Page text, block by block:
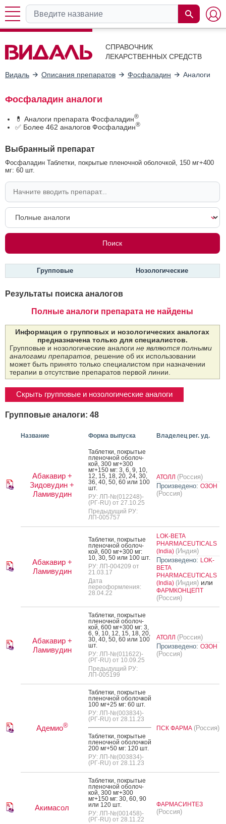
СПРАВОЧНИК
ЛЕКАРСТВЕННЫХ СРЕДСТВ
Видаль Описания препаратов Фосфаладин Аналоги
Фосфаладин аналоги
💊 Аналоги препарата Фосфаладин®
✅ Более 462 аналогов Фосфаладин®
Выбранный препарат
Фосфаладин Таблетки, покрытые пленочной оболочкой, 150 мг+400
мг: 60 шт.
Групповые Нозологические
Результаты поиска аналогов
Полные аналоги препарата не найдены
Информация о групповых и нозологических аналогах
предназначена только для специалистов.
Групповые и нозологические аналоги не являются полными
аналогами препаратов , решение об их использовании
может быть принято только специалистом при назначении
терапии в отсутствие препаратов первой линии.
Скрыть групповые и нозологические аналоги
Групповые аналоги: 48
Название Форма выпуска Владелец рег. уд.
Абакавир +
Зидовудин +
Ламивудин
Таб­летки, пок­ры­тые
пле­ноч­ной обо­лоч­
кой, 300 мг+300
мг+150 мг: 3, 6, 9, 10,
12, 15, 18, 20, 24, 30,
36, 40, 50, 60 или 100
шт.
РУ: ЛП-№(012248)-
(РГ-RU) от 27.10.25
Предыдущий РУ:
ЛП-005757
АТОЛЛ (Россия)
Произведено: ОЗОН
(Россия)
Абакавир +
Ламивудин
Таб­летки, пок­ры­тые
пле­ноч­ной обо­лоч­
кой, 600 мг+300 мг:
10, 30, 50 или 100 шт.
РУ: ЛП-004209 от
21.03.17
Дата
переоформления:
28.04.22
LOK-BETA
PHARMACEUTICALS
(India) (Индия)
Произведено: LOK-
BETA
PHARMACEUTICALS
(India) (Индия) или
ФАРМКОНЦЕПТ
(Россия)
Абакавир +
Ламивудин
Таб­летки, пок­ры­тые
пле­ноч­ной обо­лоч­
кой, 600 мг+300 мг: 3,
6, 9, 10, 12, 15, 18, 20,
30, 40, 50, 60 или 100
шт.
РУ: ЛП-№(011622)-
(РГ-RU) от 10.09.25
Предыдущий РУ:
ЛП-005199
АТОЛЛ (Россия)
Произведено: ОЗОН
(Россия)
Адемио®
Таб­летки, пок­ры­тые
пле­ноч­ной обо­лоч­кой
100 мг+25 мг: 60 шт.
РУ: ЛП-№(003834)-
(РГ-RU) от 28.11.23
Таб­летки, пок­ры­тые
пле­ноч­ной обо­лоч­кой
200 мг+50 мг: 120 шт.
РУ: ЛП-№(003834)-
(РГ-RU) от 28.11.23
ПСК ФАРМА (Россия)
Акимасол
Таб­летки, пок­ры­тые
пле­ноч­ной обо­лоч­
кой, 300 мг+300
мг+150 мг: 30, 60, 90
или 120 шт.
РУ: ЛП-№(001458)-
(РГ-RU) от 28.11.22
ФАРМАСИНТЕЗ
(Россия)